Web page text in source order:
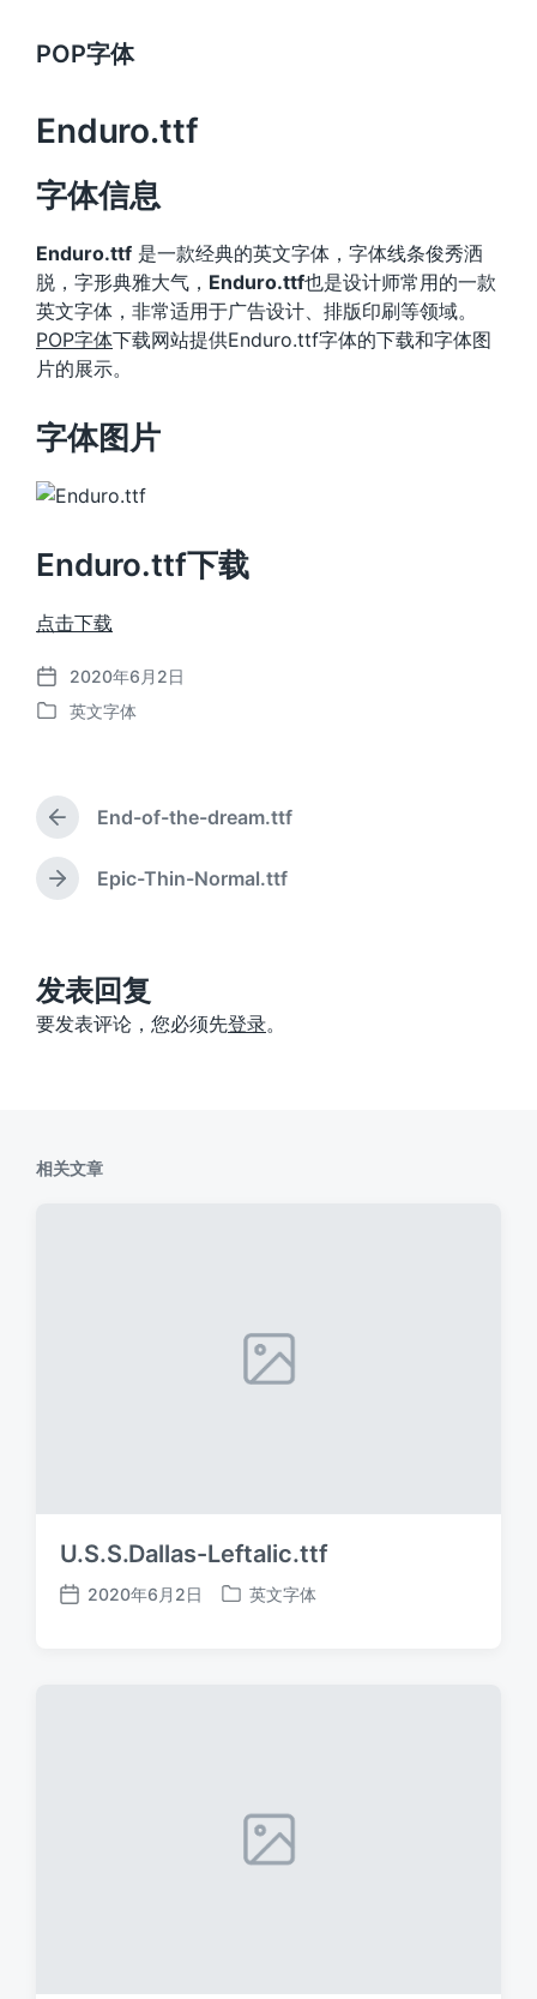
POP字体
Enduro.ttf
字体信息
Enduro.ttf 是一款经典的英文字体，字体线条俊秀洒
脱，字形典雅大气， Enduro.ttf也是设计师常用的一款
英文字体，非常适用于广告设计、排版印刷等领域。
POP字体下载网站提供Enduro.ttf字体的下载和字体图
片的展示。
字体图片
Enduro.ttf下载
点击下载
发
布
2020年6月2日
发
英文字体
上
篇
文
章
End-of-the-dream.ttf
下
：
Epic-Thin-Normal.ttf
发表回复
要发表评论，您必须先登录。
相关文章
U.S.S.Dallas-Leftalic.ttf
发
2020年6月2日
发
英文字体